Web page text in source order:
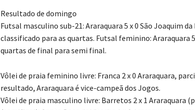
Resultado de domingo
Futsal masculino sub-21: Araraquara 5 x 0 São Joaquim
classificado para as quartas. Futsal feminino: Araraquara
quartas de final para semi final.
Vôlei de praia feminino livre: Franca 2 x 0 Araraquara,
resultado, Araraquara é vice-campeã dos Jogos.
Vôlei de praia masculino livre: Barretos 2 x 1 Araraquara